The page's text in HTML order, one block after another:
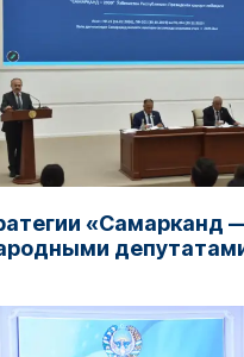
«Самарканд